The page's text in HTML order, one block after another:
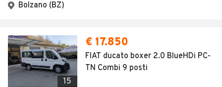
Bolzano (BZ)
15
€ 17.850
FIAT ducato boxer 2.0 BlueHDi PC-
TN Combi 9 posti